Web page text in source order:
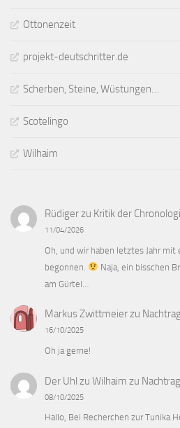
Ottonenzeit
projekt-deutschritter.de
Scherben, Steine, Wüstungen…
Scotelingo
Wilhaim
Rüdigerzu Kritik der
11/04/2026
Oh, und wir haben letztes Jahr mit
begonnen.
Naja, ein bisschen
am Gürtel…
Markus Zwittmeierzu
16/10/2025
Oh ja gerne!
Der Uhl zu Wilhaim zu
08/10/2025
Hallo, Bei Recherchen zur Tunika